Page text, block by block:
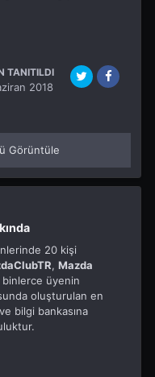
TANITILDI
2018
Görüntüle
20 kişi
, Mazda
üyenin
oluşturulan en
bilgi bankasına